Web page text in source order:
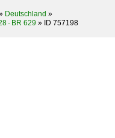
Deutschland »
· BR 629 » ID 757198